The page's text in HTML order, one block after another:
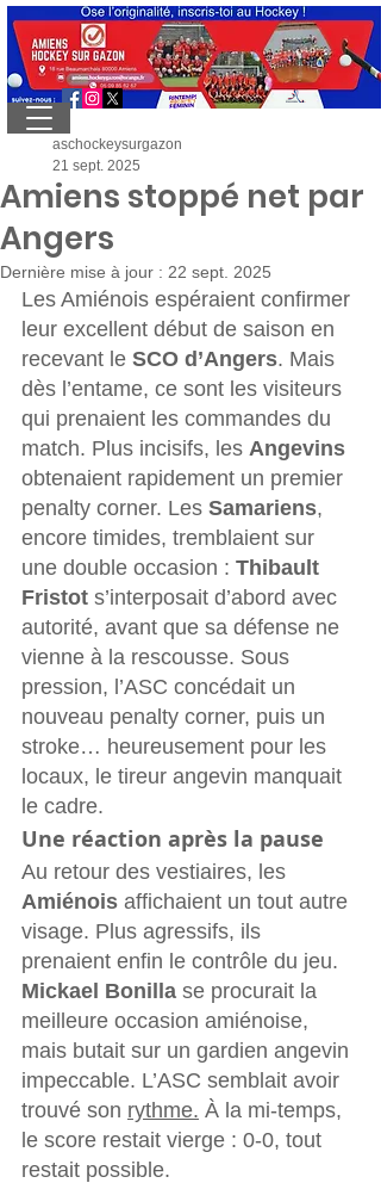
Amiens stoppé net par
Angers
aschockeysurgazon
21 sept. 2025
Dernière mise à jour : 22 sept. 2025
Les Amiénois espéraient confirmer
leur excellent début de saison en
recevant le SCO d’Angers. Mais
dès l’entame, ce sont les visiteurs
qui prenaient les commandes du
match. Plus incisifs, les Angevins
obtenaient rapidement un premier
penalty corner. Les Samariens,
encore timides, tremblaient sur
une double occasion : Thibault
Fristot s’interposait d’abord avec
autorité, avant que sa défense ne
vienne à la rescousse. Sous
pression, l’ASC concédait un
nouveau penalty corner, puis un
stroke… heureusement pour les
locaux, le tireur angevin manquait
le cadre.
Une réaction après la pause
Au retour des vestiaires, les
Amiénois affichaient un tout autre
visage. Plus agressifs, ils
prenaient enfin le contrôle du jeu.
Mickael Bonilla se procurait la
meilleure occasion amiénoise,
mais butait sur un gardien angevin
impeccable. L’ASC semblait avoir
trouvé son rythme. À la mi-temps,
le score restait vierge : 0-0, tout
restait possible.